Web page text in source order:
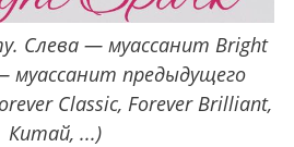
Слева — муассанит Bright
муассанит предыдущего
Classic, Forever Brilliant,
Китай, ...)